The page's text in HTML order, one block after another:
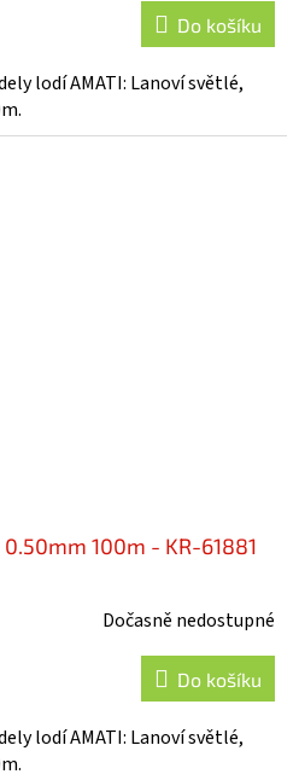
Do košíku
lodí AMATI: Lanoví světlé,
100m - KR-61881
Dočasně nedostupné
Do košíku
lodí AMATI: Lanoví světlé,